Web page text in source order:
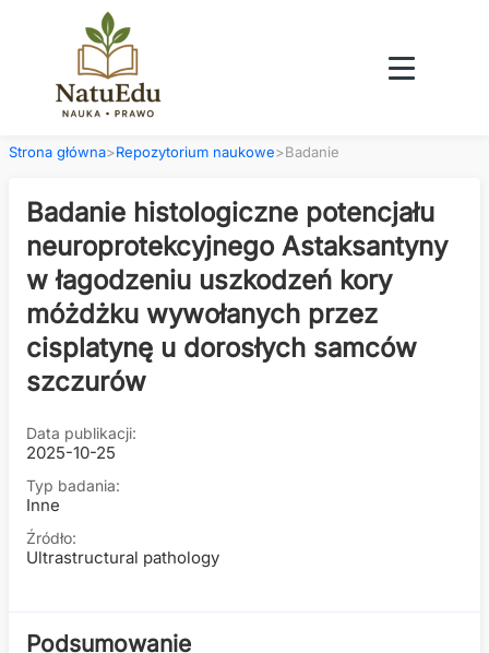
Strona główna>Repozytorium naukowe>Badanie
Badanie histologiczne potencjału
neuroprotekcyjnego Astaksantyny
w łagodzeniu uszkodzeń kory
móżdżku wywołanych przez
cisplatynę u dorosłych samców
szczurów
Data publikacji:
2025-10-25
Typ badania:
Inne
Źródło:
Ultrastructural pathology
Podsumowanie